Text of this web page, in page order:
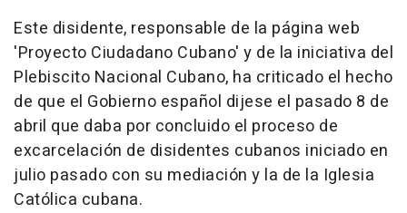
Este disidente, responsable de la página web
'Proyecto Ciudadano Cubano' y de la iniciativa del
Plebiscito Nacional Cubano, ha criticado el hecho
de que el Gobierno español dijese el pasado 8 de
abril que daba por concluido el proceso de
excarcelación de disidentes cubanos iniciado en
julio pasado con su mediación y la de la Iglesia
Católica cubana.